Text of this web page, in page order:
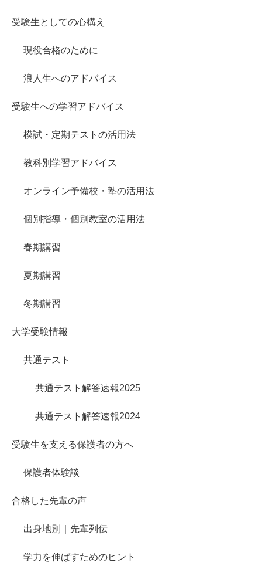
受験生としての心構え
現役合格のために
浪人生へのアドバイス
受験生への学習アドバイス
模試・定期テストの活用法
教科別学習アドバイス
オンライン予備校・塾の活用法
個別指導・個別教室の活用法
春期講習
夏期講習
冬期講習
大学受験情報
共通テスト
共通テスト解答速報2025
共通テスト解答速報2024
受験生を支える保護者の方へ
保護者体験談
合格した先輩の声
出身地別｜先輩列伝
学力を伸ばすためのヒント